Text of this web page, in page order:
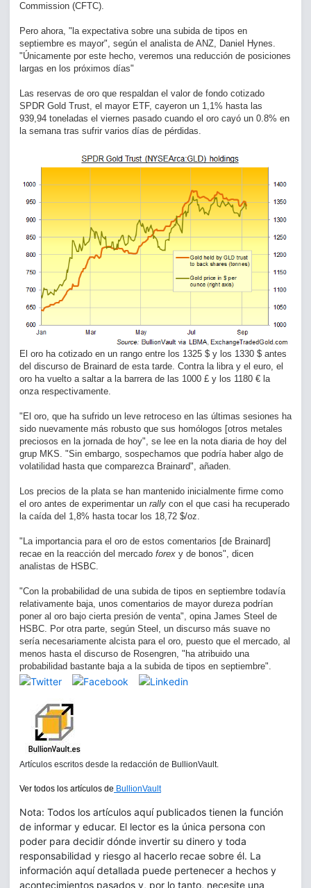
Commission (CFTC).
Pero ahora, "la expectativa sobre una subida de tipos en
septiembre es mayor", según el analista de ANZ, Daniel Hynes.
"Únicamente por este hecho, veremos una reducción de posiciones
largas en los próximos días"
Las reservas de oro que respaldan el valor de fondo cotizado
SPDR Gold Trust, el mayor ETF, cayeron un 1,1% hasta las
939,94 toneladas el viernes pasado cuando el oro cayó un 0.8% en
la semana tras sufrir varios días de pérdidas.
El oro ha cotizado en un rango entre los 1325 $ y los 1330 $ antes
del discurso de Brainard de esta tarde. Contra la libra y el euro, el
oro ha vuelto a saltar a la barrera de las 1000 £ y los 1180 € la
onza respectivamente.
"El oro, que ha sufrido un leve retroceso en las últimas sesiones ha
sido nuevamente más robusto que sus homólogos [otros metales
preciosos en la jornada de hoy", se lee en la nota diaria de hoy del
grup MKS. "Sin embargo, sospechamos que podría haber algo de
volatilidad hasta que comparezca Brainard", añaden.
Los precios de la plata se han mantenido inicialmente firme como
el oro antes de experimentar un rally con el que casi ha recuperado
la caída del 1,8% hasta tocar los 18,72 $/oz.
"La importancia para el oro de estos comentarios [de Brainard]
recae en la reacción del mercado forex y de bonos", dicen
analistas de HSBC.
"Con la probabilidad de una subida de tipos en septiembre todavía
relativamente baja, unos comentarios de mayor dureza podrían
poner al oro bajo cierta presión de venta", opina James Steel de
HSBC. Por otra parte, según Steel, un discurso más suave no
sería necesariamente alcista para el oro, puesto que el mercado, al
menos hasta el discurso de Rosengren, "ha atribuido una
probabilidad bastante baja a la subida de tipos en septiembre".
Artículos escritos desde la redacción de BullionVault.
Ver todos los artículos de BullionVault
Nota: Todos los artículos aquí publicados tienen la función
de informar y educar. El lector es la única persona con
poder para decidir dónde invertir su dinero y toda
responsabilidad y riesgo al hacerlo recae sobre él. La
información aquí detallada puede pertenecer a hechos y
acontecimientos pasados y, por lo tanto, necesite una